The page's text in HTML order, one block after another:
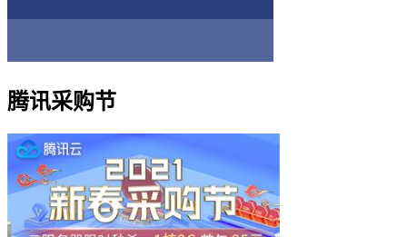
腾讯采购节